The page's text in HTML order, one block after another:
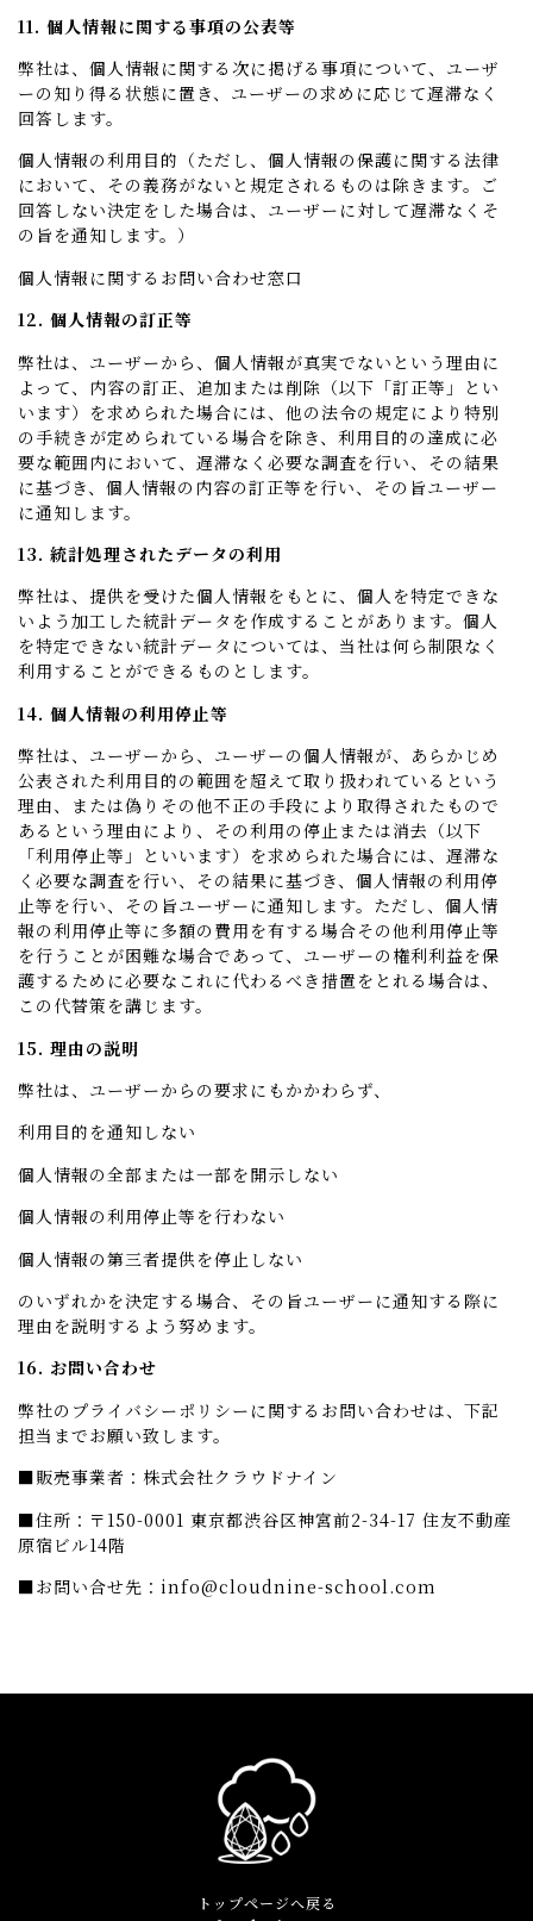
11. 個人情報に関する事項の公表等
弊社は、個人情報に関する次に掲げる事項について、ユーザ
ーの知り得る状態に置き、ユーザーの求めに応じて遅滞なく
回答します。
個人情報の利用目的（ただし、個人情報の保護に関する法律
において、その義務がないと規定されるものは除きます。ご
回答しない決定をした場合は、ユーザーに対して遅滞なくそ
の旨を通知します。）
個人情報に関するお問い合わせ窓口
12. 個人情報の訂正等
弊社は、ユーザーから、個人情報が真実でないという理由に
よって、内容の訂正、追加または削除（以下「訂正等」とい
います）を求められた場合には、他の法令の規定により特別
の手続きが定められている場合を除き、利用目的の達成に必
要な範囲内において、遅滞なく必要な調査を行い、その結果
に基づき、個人情報の内容の訂正等を行い、その旨ユーザー
に通知します。
13. 統計処理されたデータの利用
弊社は、提供を受けた個人情報をもとに、個人を特定できな
いよう加工した統計データを作成することがあります。個人
を特定できない統計データについては、当社は何ら制限なく
利用することができるものとします。
14. 個人情報の利用停止等
弊社は、ユーザーから、ユーザーの個人情報が、あらかじめ
公表された利用目的の範囲を超えて取り扱われているという
理由、または偽りその他不正の手段により取得されたもので
あるという理由により、その利用の停止または消去（以下
「利用停止等」といいます）を求められた場合には、遅滞な
く必要な調査を行い、その結果に基づき、個人情報の利用停
止等を行い、その旨ユーザーに通知します。ただし、個人情
報の利用停止等に多額の費用を有する場合その他利用停止等
を行うことが困難な場合であって、ユーザーの権利利益を保
護するために必要なこれに代わるべき措置をとれる場合は、
この代替策を講じます。
15. 理由の説明
弊社は、ユーザーからの要求にもかかわらず、
利用目的を通知しない
個人情報の全部または一部を開示しない
個人情報の利用停止等を行わない
個人情報の第三者提供を停止しない
のいずれかを決定する場合、その旨ユーザーに通知する際に
理由を説明するよう努めます。
16. お問い合わせ
弊社のプライバシーポリシーに関するお問い合わせは、下記
担当までお願い致します。
■販売事業者：株式会社クラウドナイン
■住所：〒150-0001 東京都渋谷区神宮前2-34-17 住友不動産
原宿ビル14階
■お問い合せ先：info@cloudnine-school.com
トップページへ戻る